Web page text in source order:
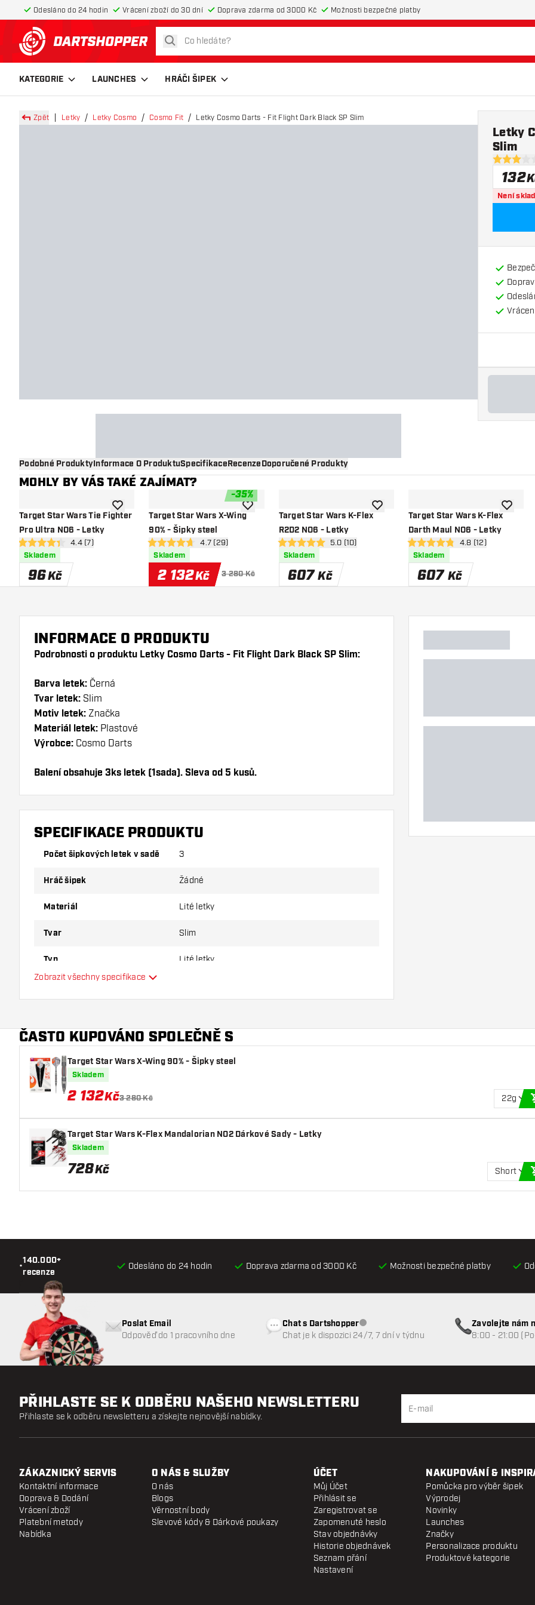
Odesláno do 24 hodin Vrácení zboží do 30 dní Doprava zdarma od 3000 Kč Možnosti bezpečné platby
Zpět na hlavní stránku
hledat
KATEGORIE LAUNCHES HRÁČI ŠIPEK
Zpět Letky Letky Cosmo Cosmo Fit Letky Cosmo Darts - Fit Flight Dark Black SP Slim
3
Letky
Slim
132
Není
Podobné ProduktyInformace O ProduktuSpecifikaceRecenzeDoporučené Produkty
MOHLY BY VÁS TAKÉ ZAJÍMAT?
Target Star Wars Tie Fighter
Pro Ultra NO6 - Letky
otevřít panel recenzí
4.4 hodnoticí hvězdičky
4.4 (7)
Skladem
96Kč
Přidat do seznamu přání
-35%
Target Star Wars X-Wing
90% - Šipky steel
otevřít panel recenzí
4.7 hodnoticí hvězdičky
4.7 (29)
Skladem
2 132Kč 3 280 Kč
Přidat do seznamu přání
Target Star Wars K-Flex
R2D2 NO6 - Letky
otevřít panel recenzí
5 hodnoticí hvězdičky
5.0 (10)
Skladem
607 Kč
Přidat do seznamu přání
Target Star Wars K-Flex
Darth Maul NO6 - Letky
otevřít panel recenzí
4.8 hodnoticí hvězdičky
4.8 (12)
Skladem
607 Kč
Přidat
INFORMACE O PRODUKTU
Podrobnosti o produktu Letky Cosmo Darts - Fit Flight Dark Black SP Slim:
Barva letek: Černá
Tvar letek: Slim
Motiv letek: Značka
Materiál letek: Plastové
Výrobce: Cosmo Darts
Balení obsahuje 3ks letek (1sada). Sleva od 5 kusů.
SPECIFIKACE PRODUKTU
Počet šipkových letek v sadě 3
Hráč šipek Žádné
Materiál Lité letky
Tvar Slim
Typ Lité letky
Zobrazit všechny specifikace
ČASTO KUPOVÁNO SPOLEČNĚ S
Target Star Wars X-Wing 90% - Šipky steel
Skladem
2 132Kč3 280 Kč 22g
Target Star Wars K-Flex Mandalorian NO2 Dárkové Sady - Letky
Skladem
728Kč Short
•
140.000+
recenze
Odesláno do 24 hodin Doprava zdarma od 3000 Kč Možnosti bezpečné platby
Poslat Email
Odpověď do 1 pracovního dne
Chat s DartshopperZákaznický servis nedostupný
Chat je k dispozici 24/7, 7 dní v týdnu
Zavolejte nám
8:00 - 21:00
PŘIHLASTE SE K ODBĚRU NAŠEHO NEWSLETTERU
Přihlaste se k odběru newsletteru a získejte nejnovější nabídky.
ZÁKAZNICKÝ SERVIS
Kontaktní informace
Doprava & Dodání
Vrácení zboží
Platební metody
Nabídka
O NÁS & SLUŽBY
O nás
Blogs
Věrnostní body
Slevové kódy & Dárkové poukazy
ÚČET
Můj Účet
Přihlásit se
Zaregistrovat se
Zapomenuté heslo
Stav objednávky
Historie objednávek
Seznam přání
Nastavení
NAKUPOVÁNÍ &
Pomůcka pro výběr šipek
Výprodej
Novinky
Launches
Značky
Personalizace produktu
Produktové kategorie